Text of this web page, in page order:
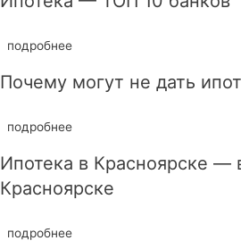
подробнее
Почему могут не дать
подробнее
Ипотека в Красноярске —
Красноярске
подробнее